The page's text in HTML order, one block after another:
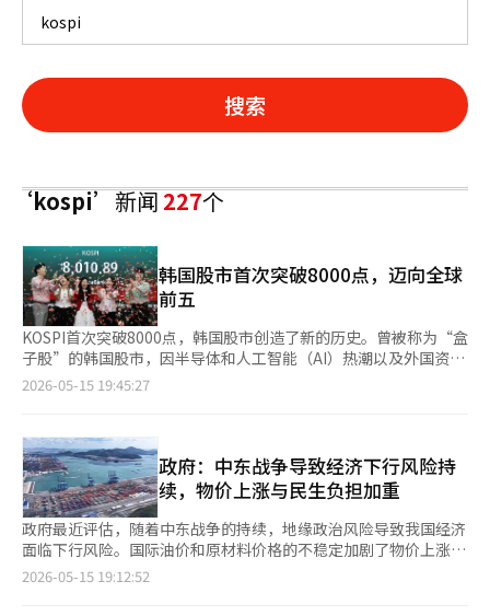
搜索
‘kospi’新闻227个
韩国股市首次突破8000点，迈向全球
前五
KOSPI首次突破8000点，韩国股市创造了新的历史。曾被称为“盒
子股”的韩国股市，因半导体和人工智能（AI）热潮以及外国资金
的流入，正逐步接近全球核心市场的行列。 根据15日韩国交易所
0.37%，但在开盘初成功转涨，最终突破8000点。 此前，韩国股
市一直被认为处于“韩国折扣”的低估结构中。然而，随着AI产业
的扩展和半导体超级周期的期待，市场氛围发生了急剧变化。以三
星电子和SK海力士为中心，外国资金的强劲流入推动了指数的上
涨。 尤其是企业业绩的改善和股东回报的扩大也支撑了股市的重
新评估。市场分析认为，主要上市公司通过扩大分红和回购股份，
提升了全球投资者的信心。 金融投资界关注KOSPI突破8000点的
契机，认为韩国股市有可能进入全球核心市场的行列。预计在市值
2026-05-15 19:45:27
政府：中东战争导致经济下行风险持
续，物价上涨与民生负担加重
政府最近评估，随着中东战争的持续，地缘政治风险导致我国经济
面临下行风险。国际油价和原材料价格的不稳定加剧了物价上涨和
民生负担的担忧。 财政经济部在15日发布的《最近经济动态（绿
2026-05-15 19:12:52